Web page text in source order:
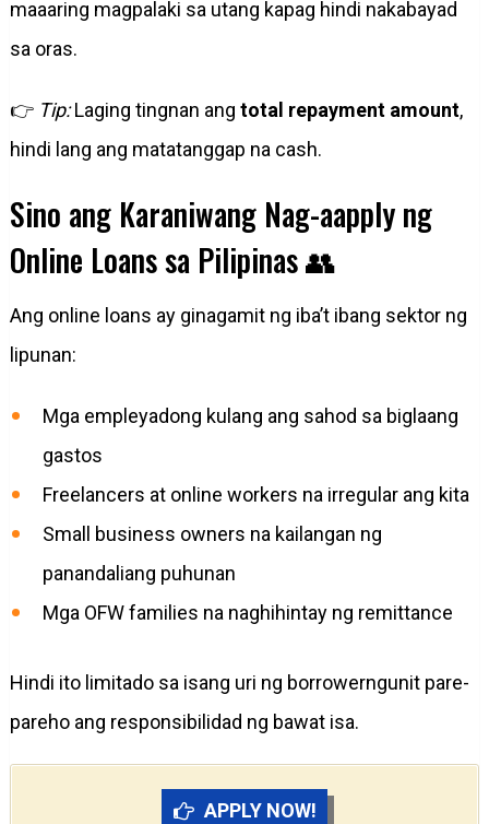
maaaring magpalaki sa utang kapag hindi nakabayad
sa oras.
👉 Tip:Laging tingnan ang total repayment amount,
hindi lang ang matatanggap na cash.
Sino ang Karaniwang Nag-aapply ng
Online Loans sa Pilipinas 👥
Ang online loans ay ginagamit ng iba’t ibang sektor ng
lipunan:
Mga empleyadong kulang ang sahod sa biglaang
gastos
Freelancers at online workers na irregular ang kita
Small business owners na kailangan ng
panandaliang puhunan
Mga OFW families na naghihintay ng remittance
Hindi ito limitado sa isang uri ng borrowerngunit pare-
pareho ang responsibilidad ng bawat isa.
APPLY NOW!